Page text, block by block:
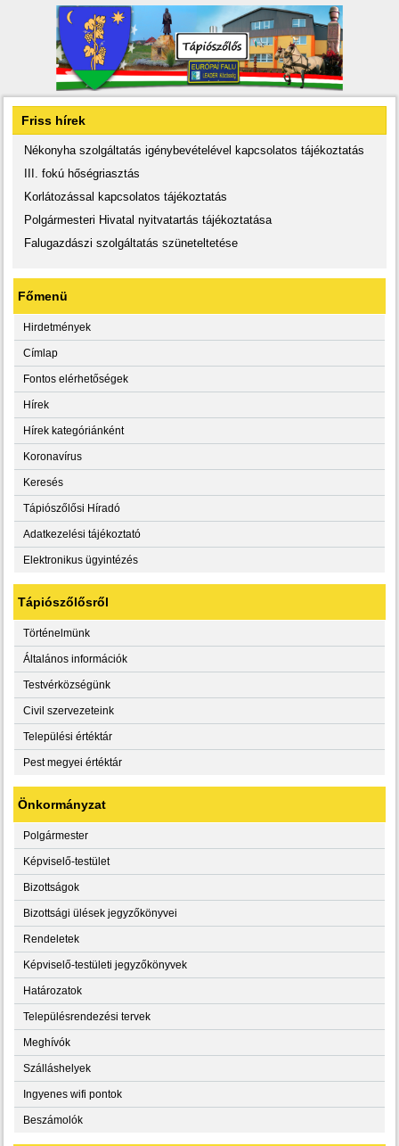
Friss hírek
Nékonyha szolgáltatás igénybevételével kapcsolatos tájékoztatás
III. fokú hőségriasztás
Korlátozással kapcsolatos tájékoztatás
Polgármesteri Hivatal nyitvatartás tájékoztatása
Falugazdászi szolgáltatás szüneteltetése
Főmenü
Hirdetmények
Címlap
Fontos elérhetőségek
Hírek
Hírek kategóriánként
Koronavírus
Keresés
Tápiószőlősi Híradó
Adatkezelési tájékoztató
Elektronikus ügyintézés
Tápiószőlősről
Történelmünk
Általános információk
Testvérközségünk
Civil szervezeteink
Települési értéktár
Pest megyei értéktár
Önkormányzat
Polgármester
Képviselő-testület
Bizottságok
Bizottsági ülések jegyzőkönyvei
Rendeletek
Képviselő-testületi jegyzőkönyvek
Határozatok
Településrendezési tervek
Meghívók
Szálláshelyek
Ingyenes wifi pontok
Beszámolók